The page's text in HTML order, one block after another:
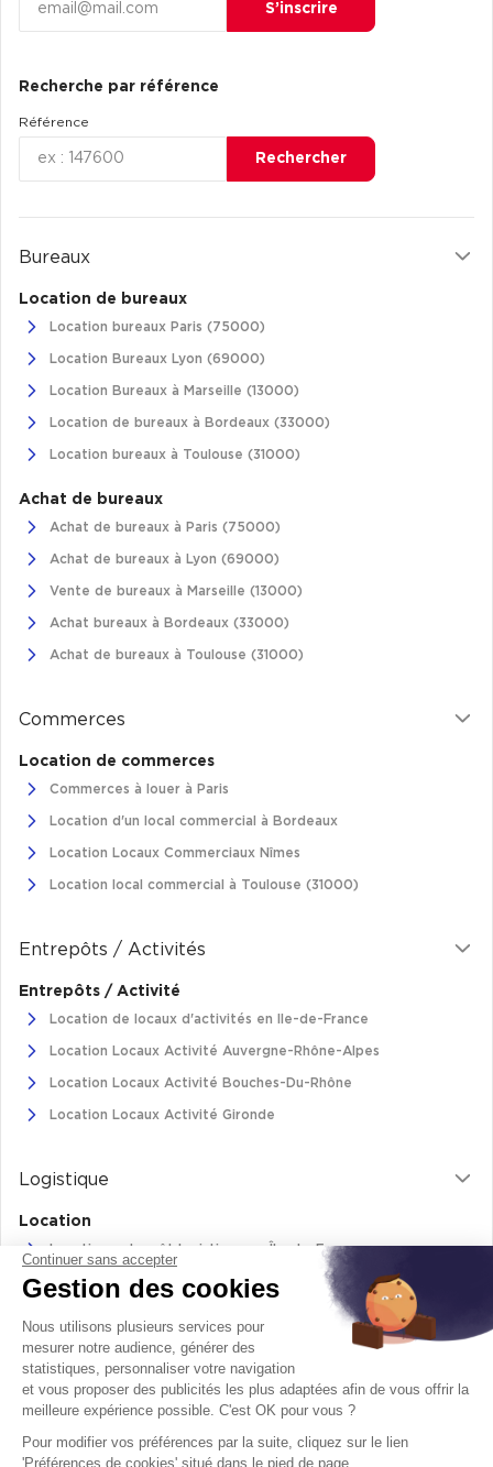
Achat de Commerces
Achat de Commerces à Toulouse
Achat de Commerces à Marseille
Achat de Commerces à Dijon
Bureaux privés
Bureaux privés à Paris
Bureaux privés à Lyon
Plateaux opérés
Plateaux opérés à Paris
Plateaux opérés à Lyon
Plateaux opérés à Neuilly-sur-Seine
Collections Flex / Coworking
Bureaux privés avec terrasse
Livrets blancs & Études
Cas Clients
S’inscrire
Recherche par référence
Référence
Rechercher
Bureaux
Location de bureaux
Location bureaux Paris (75000)
Location Bureaux Lyon (69000)
Location Bureaux à Marseille (13000)
Location de bureaux à Bordeaux (33000)
Location bureaux à Toulouse (31000)
Achat de bureaux
Achat de bureaux à Paris (75000)
Achat de bureaux à Lyon (69000)
Vente de bureaux à Marseille (13000)
Achat bureaux à Bordeaux (33000)
Achat de bureaux à Toulouse (31000)
Commerces
Location de commerces
Commerces à louer à Paris
Location d'un local commercial à Bordeaux
Location Locaux Commerciaux Nîmes
Location local commercial à Toulouse (31000)
Entrepôts / Activités
Entrepôts / Activité
Location de locaux d'activités en Ile-de-France
Location Locaux Activité Auvergne-Rhône-Alpes
Location Locaux Activité Bouches-Du-Rhône
Location Locaux Activité Gironde
Logistique
Location
Location entrepôt logistique en Île-de-France
Location entrepôt logistique Pas-de-Calais
Location de bâtiments logistiques en Auvergne-Rhône-Alpes
Location Logistique Bouches-Du-Rhône
facebooktwitter instagramyoutube
Continuer sans accepter
Gestion des cookies
Nous utilisons plusieurs services pour
mesurer notre audience, générer des
statistiques, personnaliser votre navigation
et vous proposer des publicités les plus adaptées afin de vous offrir la
meilleure expérience possible. C'est OK pour vous ?
Pour modifier vos préférences par la suite, cliquez sur le lien
'Préférences de cookies' situé dans le pied de page.